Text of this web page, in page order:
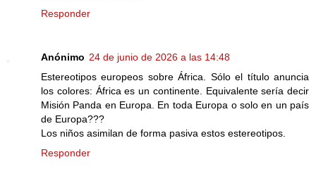
Responder
Anónimo 24 de junio de 2026 a las 14:48
Estereotipos europeos sobre África. Sólo el título anuncia
los colores: África es un continente. Equivalente sería decir
Misión Panda en Europa. En toda Europa o solo en un país
de Europa???
Los niños asimilan de forma pasiva estos estereotipos.
Responder